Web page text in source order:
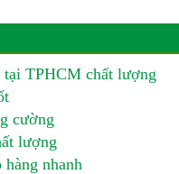
tại TPHCM chất lượng
cường
lượng
nhanh